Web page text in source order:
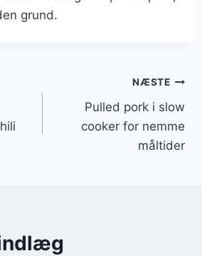
grund.
NÆSTE
Pulled pork i slow
cooker for nemme
måltider